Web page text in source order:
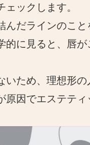
ックします。
んだラインのこ
的に見ると、唇
いため、理想形
原因でエステテ